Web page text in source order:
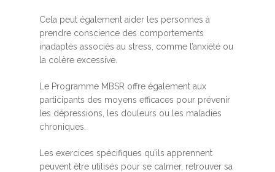
Cela peut également aider les personnes à
prendre conscience des comportements
inadaptés associés au stress, comme l’anxiété ou
la colère excessive.
Le Programme MBSR offre également aux
participants des moyens efficaces pour prévenir
les dépressions, les douleurs ou les maladies
chroniques.
Les exercices spécifiques qu’ils apprennent
peuvent être utilisés pour se calmer, retrouver sa